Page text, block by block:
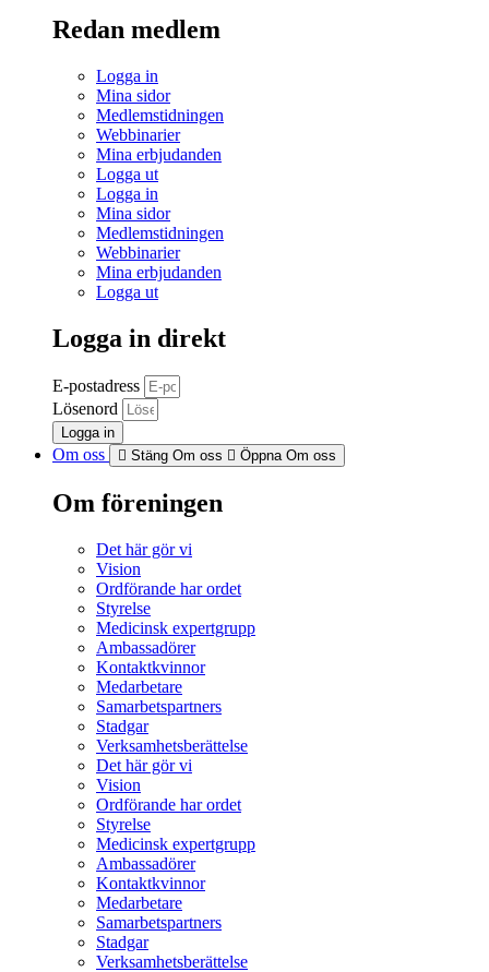
Redan medlem
Logga in
Mina sidor
Medlemstidningen
Webbinarier
Mina erbjudanden
Logga ut
Logga in
Mina sidor
Medlemstidningen
Webbinarier
Mina erbjudanden
Logga ut
Logga in direkt
E-postadress
Lösenord
Logga in
Om oss Stäng Om oss Öppna Om oss
Om föreningen
Det här gör vi
Vision
Ordförande har ordet
Styrelse
Medicinsk expertgrupp
Ambassadörer
Kontaktkvinnor
Medarbetare
Samarbetspartners
Stadgar
Verksamhetsberättelse
Det här gör vi
Vision
Ordförande har ordet
Styrelse
Medicinsk expertgrupp
Ambassadörer
Kontaktkvinnor
Medarbetare
Samarbetspartners
Stadgar
Verksamhetsberättelse